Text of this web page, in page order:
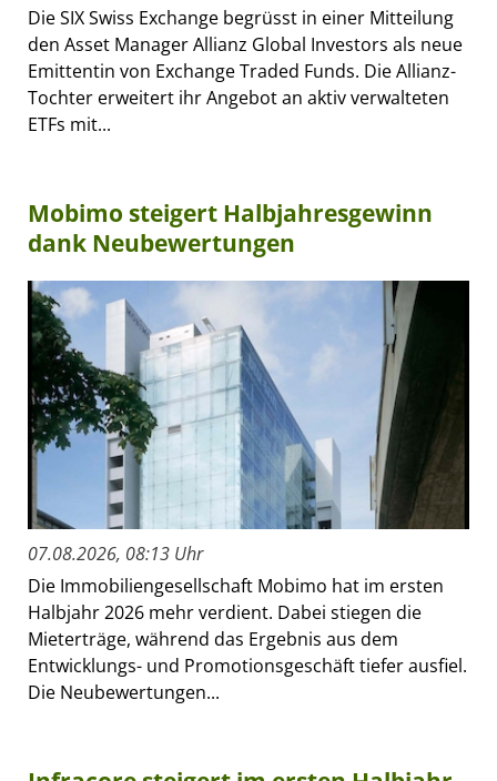
Die SIX Swiss Exchange begrüsst in einer Mitteilung
den Asset Manager Allianz Global Investors als neue
Emittentin von Exchange Traded Funds. Die Allianz-
Tochter erweitert ihr Angebot an aktiv verwalteten
ETFs mit...
Mobimo steigert Halbjahresgewinn
dank Neubewertungen
07.08.2026, 08:13 Uhr
Die Immobiliengesellschaft Mobimo hat im ersten
Halbjahr 2026 mehr verdient. Dabei stiegen die
Mieterträge, während das Ergebnis aus dem
Entwicklungs- und Promotionsgeschäft tiefer ausfiel.
Die Neubewertungen...